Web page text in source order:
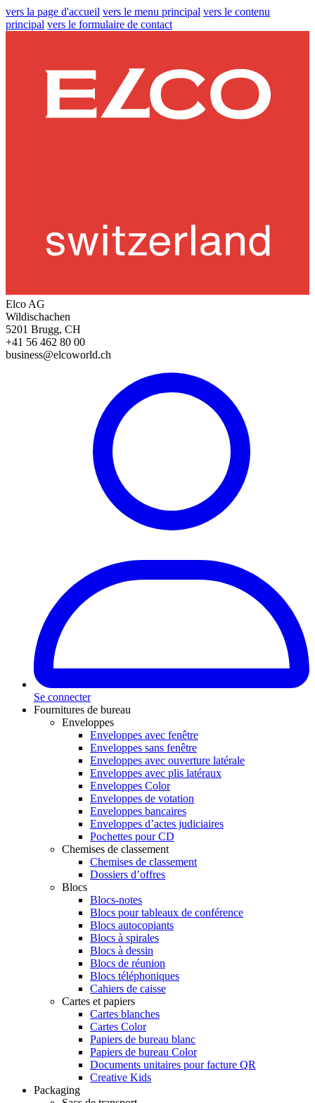
vers la page d'accueil vers le menu principal vers le contenu
principal vers le formulaire de contact
Elco AG
Wildischachen
5201 Brugg, CH
+41 56 462 80 00
business@elcoworld.ch
Se connecter
Fournitures de bureau
Enveloppes
Enveloppes avec fenêtre
Enveloppes sans fenêtre
Enveloppes avec ouverture latérale
Enveloppes avec plis latéraux
Enveloppes Color
Enveloppes de votation
Enveloppes bancaires
Enveloppes d’actes judiciaires
Pochettes pour CD
Chemises de classement
Chemises de classement
Dossiers d’offres
Blocs
Blocs-notes
Blocs pour tableaux de conférence
Blocs autocopiants
Blocs à spirales
Blocs à dessin
Blocs de réunion
Blocs téléphoniques
Cahiers de caisse
Cartes et papiers
Cartes blanches
Cartes Color
Papiers de bureau blanc
Papiers de bureau Color
Documents unitaires pour facture QR
Creative Kids
Packaging